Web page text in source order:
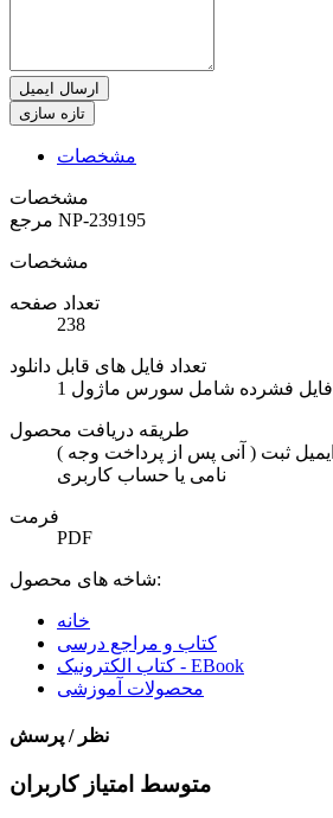
ارسال ایمیل
مشخصات
مشخصات
NP-239195
مشخصات
تعداد صفحه
238
تعداد فایل های قابل دانلود
1 فایل فشرده شامل سورس ماژول
طریقه دریافت محصول
( آنی پس از پرداخت وجه ) قابل دانلود از طریق ایمیل ثبت
نامی یا حساب کاربری
فرمت
PDF
شاخه های محصول:
خانه
کتاب و مراجع درسی
کتاب الکترونیک - EBook
محصولات آموزشی
نظر / پرسش
متوسط امتیاز کاربران